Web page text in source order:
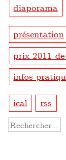
diaporama
présentation
prix 2011
infos
ical rss
Rechercher :